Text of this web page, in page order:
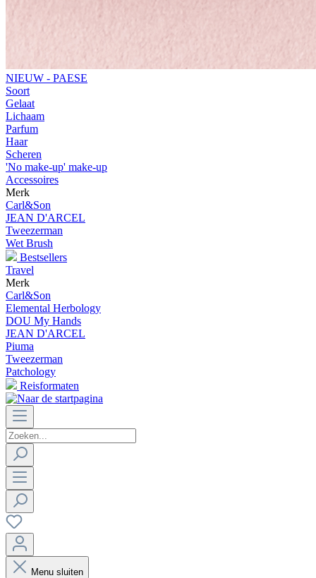
NIEUW - PAESE
Soort
Gelaat
Lichaam
Parfum
Haar
Scheren
'No make-up' make-up
Accessoires
Merk
Carl&Son
JEAN D'ARCEL
Tweezerman
Wet Brush
Bestsellers
Travel
Merk
Carl&Son
Elemental Herbology
DOU My Hands
JEAN D'ARCEL
Piuma
Tweezerman
Patchology
Reisformaten
Menu sluiten